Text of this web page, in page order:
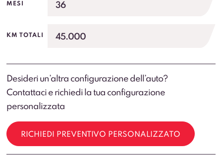
MESI 36
KM TOTALI 45.000
Desideri un’altra configurazione dell’auto?
Contattaci e richiedi la tua configurazione
personalizzata
RICHIEDI PREVENTIVO PERSONALIZZATO